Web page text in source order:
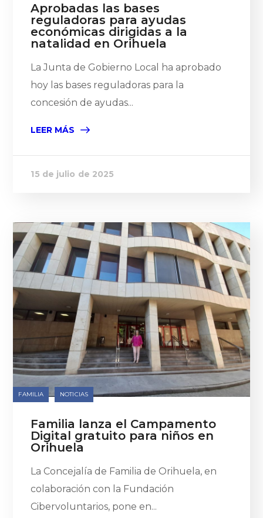
Aprobadas las bases
reguladoras para ayudas
económicas dirigidas a la
natalidad en Orihuela
La Junta de Gobierno Local ha aprobado
hoy las bases reguladoras para la
concesión de ayudas...
LEER MÁS
15 de julio de 2025
FAMILIA NOTICIAS
Familia lanza el Campamento
Digital gratuito para niños en
Orihuela
La Concejalía de Familia de Orihuela, en
colaboración con la Fundación
Cibervoluntarios, pone en...